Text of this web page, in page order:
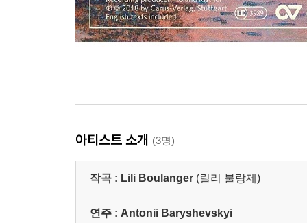
아티스트 소개 (3명)
작곡 : Lili Boulanger (릴리 불랑제)
연주 : Antonii Baryshevskyi